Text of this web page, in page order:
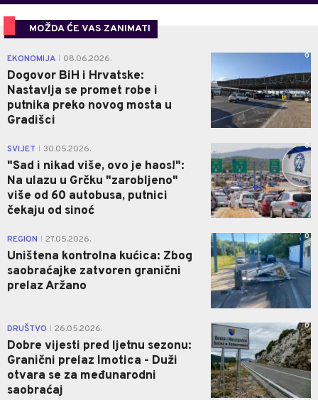
MOŽDA ĆE VAS ZANIMATI
EKONOMIJA 08.06.2026.
Dogovor BiH i Hrvatske:
Nastavlja se promet robe i
putnika preko novog mosta u
Gradišci
0
SVIJET 30.05.2026.
"Sad i nikad više, ovo je haos!":
Na ulazu u Grčku "zarobljeno"
više od 60 autobusa, putnici
čekaju od sinoć
0
REGION 27.05.2026.
Uništena kontrolna kućica: Zbog
saobraćajke zatvoren granični
prelaz Aržano
0
DRUŠTVO 26.05.2026.
Dobre vijesti pred ljetnu sezonu:
Granični prelaz Imotica - Duži
otvara se za međunarodni
saobraćaj
0